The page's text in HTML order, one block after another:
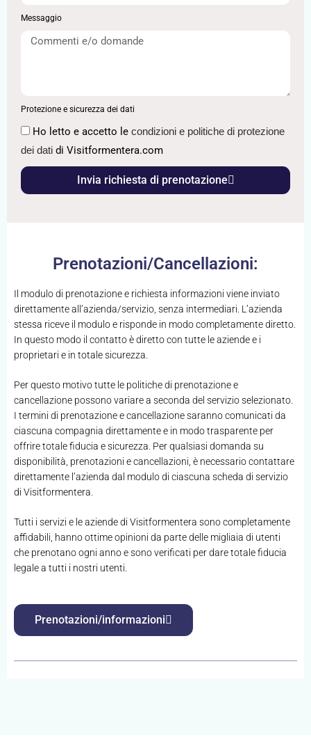
Messaggio
Protezione e sicurezza dei dati
Ho letto e accetto le condizioni e politiche di protezione
dei dati di Visitformentera.com
Invia richiesta di prenotazione
Prenotazioni/Cancellazioni:
Il modulo di prenotazione e richiesta informazioni viene inviato
direttamente all’azienda/servizio, senza intermediari. L’azienda
stessa riceve il modulo e risponde in modo completamente diretto.
In questo modo il contatto è diretto con tutte le aziende e i
proprietari e in totale sicurezza.
Per questo motivo tutte le politiche di prenotazione e
cancellazione possono variare a seconda del servizio selezionato.
I termini di prenotazione e cancellazione saranno comunicati da
ciascuna compagnia direttamente e in modo trasparente per
offrire totale fiducia e sicurezza. Per qualsiasi domanda su
disponibilità, prenotazioni e cancellazioni, è necessario contattare
direttamente l’azienda dal modulo di ciascuna scheda di servizio
di Visitformentera.
Tutti i servizi e le aziende di Visitformentera sono completamente
affidabili, hanno ottime opinioni da parte delle migliaia di utenti
che prenotano ogni anno e sono verificati per dare totale fiducia
legale a tutti i nostri utenti.
Prenotazioni/informazioni